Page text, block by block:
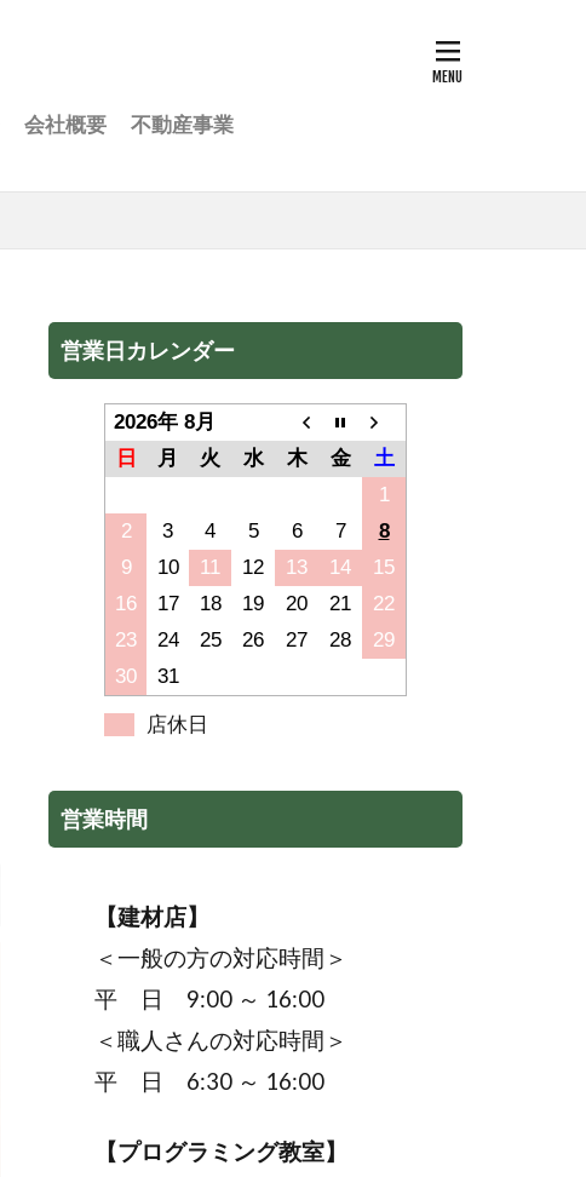
会社概要 不動産事業
営業日カレンダー
2026年 8月
日
月 火 水 木 金
土
1
2
3 4 5 6 7
8
9
10 11 12 13 14
15
16
17 18 19 20 21
22
23
24 25 26 27 28
29
30
31
店休日
営業時間
【建材店】
＜一般の方の対応時間＞
平 日 9:00 ～ 16:00
＜職人さんの対応時間＞
平 日 6:30 ～ 16:00
【プログラミング教室】